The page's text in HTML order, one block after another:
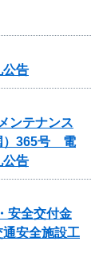
公告
ンテナンス
）365号 電
公告
安全交付金
安全施設工